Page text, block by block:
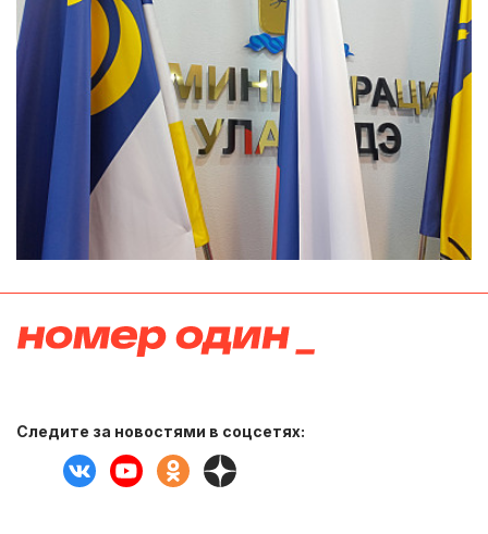
Следите за новостями в соцсетях: